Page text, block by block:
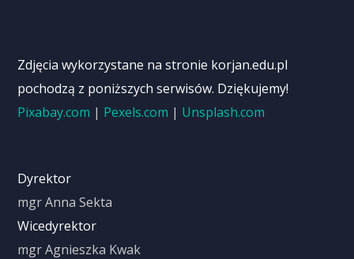
Zdjęcia wykorzystane na stronie korjan.edu.pl
pochodzą z poniższych serwisów. Dziękujemy!
Pixabay.com | Pexels.com | Unsplash.com
Dyrektor
mgr Anna Sekta
Wicedyrektor
mgr Agnieszka Kwak